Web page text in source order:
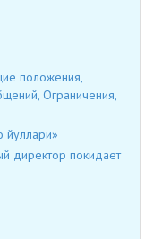
положения,
Ограничения,
йуллари»
директор покидает